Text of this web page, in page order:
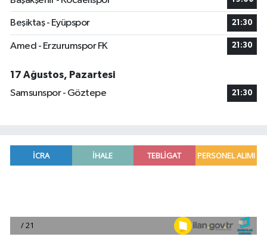
Beşiktaş - Eyüpspor 21:30
Amed - Erzurumspor FK 21:30
17 Ağustos, Pazartesi
Samsunspor - Göztepe
21:30
00:39 |
Mersin'de uyuşturucu operasyonunda 190